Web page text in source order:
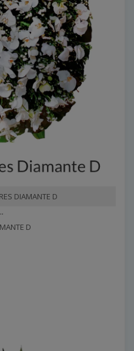
DIAMANTE D
D